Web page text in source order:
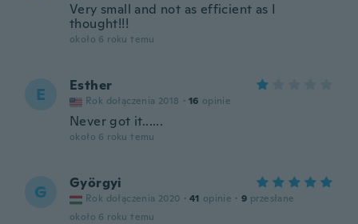
Very small and not as efficient as I
thought!!!
około 6 roku temu
E Esther
Rok dołączenia 2018 · 16 opinie
Never got it......
około 6 roku temu
G Györgyi
Rok dołączenia 2020 · 41 opinie · 9 przesłane
około 6 roku temu